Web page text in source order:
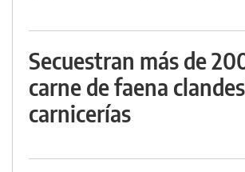
Secuestran más de
carne de faena
carnicerías